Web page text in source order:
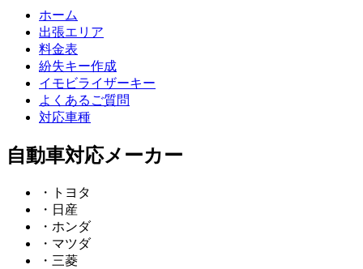
ホーム
出張エリア
料金表
紛失キー作成
イモビライザーキー
よくあるご質問
対応車種
自動車対応メーカー
・トヨタ
・日産
・ホンダ
・マツダ
・三菱